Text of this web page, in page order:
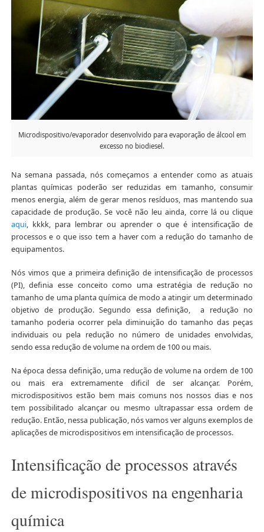
Microdispositivo/evaporador desenvolvido para evaporação de álcool em
excesso no biodiesel.
Na semana passada, nós começamos a entender como as atuais
plantas químicas poderão ser reduzidas em tamanho, consumir
menos energia, além de gerar menos resíduos, mas mantendo sua
capacidade de produção. Se você não leu ainda, corre lá ou clique
aqui, kkkk, para lembrar ou aprender o que é intensificação de
processos e o que isso tem a haver com a redução do tamanho de
equipamentos.
Nós vimos que a primeira definição de intensificação de processos
(PI), definia esse conceito como uma estratégia de redução no
tamanho de uma planta química de modo a atingir um determinado
objetivo de produção. Segundo essa definição, a redução no
tamanho poderia ocorrer pela diminuição do tamanho das peças
individuais ou pela redução no número de unidades envolvidas,
sendo essa redução de volume na ordem de 100 ou mais.
Na época dessa definição, uma redução de volume na ordem de 100
ou mais era extremamente dificil de ser alcançar. Porém,
microdispositivos estão bem mais comuns nos nossos dias e nos
tem possibilitado alcançar ou mesmo ultrapassar essa ordem de
redução. Então, nessa publicação, nós vamos ver alguns exemplos de
aplicações de microdispositivos em intensificação de processos.
Intensificação de processos através
de microdispositivos na engenharia
química